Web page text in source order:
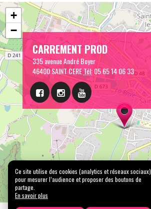
CARREMENT PROD
335 avenue André Boyer
46400 SAINT CERETél:05 65 14 06 33
+
−
Ce site utilise des cookies (analytics et réseaux sociaux)
pour mesurer l’audience et proposer des boutons de
partage.
En savoir plus